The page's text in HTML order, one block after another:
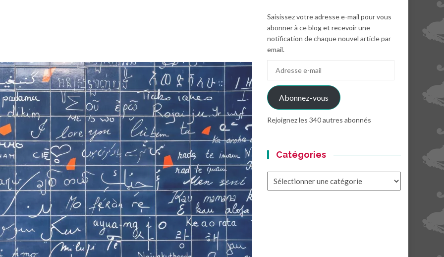
Saisissez votre adresse e-mail pour vous
abonner à ce blog et recevoir une
notification de chaque nouvel article par
email.
mail
Abonnez-vous
Rejoignez les 340 autres abonnés
Catégories